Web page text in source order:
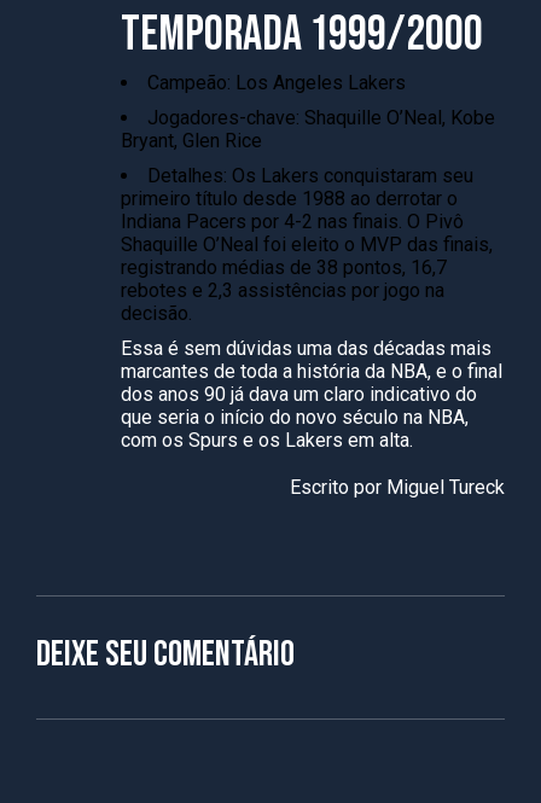
TEMPORADA 1999/2000
Campeão: Los Angeles Lakers
Jogadores-chave: Shaquille O’Neal, Kobe
Bryant, Glen Rice
Detalhes: Os Lakers conquistaram seu
primeiro título desde 1988 ao derrotar o
Indiana Pacers por 4-2 nas finais. O Pivô
Shaquille O’Neal foi eleito o MVP das finais,
registrando médias de 38 pontos, 16,7
rebotes e 2,3 assistências por jogo na
decisão.
Essa é sem dúvidas uma das décadas mais
marcantes de toda a história da NBA, e o final
dos anos 90 já dava um claro indicativo do
que seria o início do novo século na NBA,
com os Spurs e os Lakers em alta.
Escrito por Miguel Tureck
Deixe seu comentário